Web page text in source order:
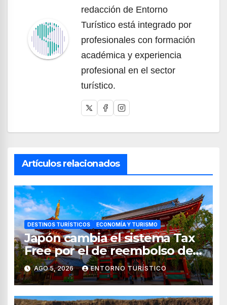
redacción de Entorno
Turístico está integrado por
profesionales con formación
académica y experiencia
profesional en el sector
turístico.
Artículos relacionados
DESTINOS TURÍSTICOS ECONOMÍA Y TURISMO
Japón cambia el sistema Tax
Free por el de reembolso de
impuestos desde noviembre
de 2026
AGO 5, 2026 ENTORNO TURÍSTICO